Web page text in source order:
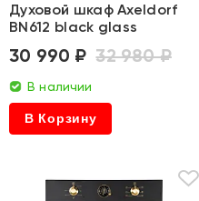
Духовой шкаф Axeldorf
BN612 black glass
30 990 ₽ 32 980 ₽
В наличии
В Корзину